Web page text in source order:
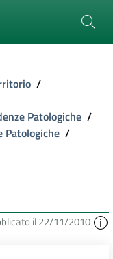
/
Patologiche /
Patologiche /
il 22/11/2010